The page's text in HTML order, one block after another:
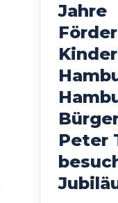
Jahre
Peter